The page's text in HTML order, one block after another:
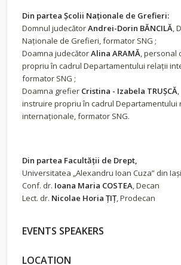
Din partea Școlii Naționale de Grefieri:
Domnul judecătorAndrei-Dorin BĂNCILĂ,
Naționale de Grefieri, formator SNG ;
Doamna judecătorAlina ARAMĂ, personal
propriu în cadrul Departamentului relații
formator SNG ;
Doamna grefier Cristina - Izabela TRUȘCĂ
instruire propriu în cadrul Departamentului
internaționale, formator SNG.
Din partea Facultăţii de Drept,
Universitatea „Alexandru Ioan Cuza” din Iași
Conf. dr. Ioana Maria COSTEA, Decan
Lect. dr. Nicolae Horia ȚIȚ, Prodecan
EVENTS SPEAKERS
LOCATION